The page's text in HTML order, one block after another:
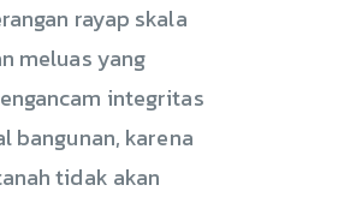
rayap skala
meluas yang
integritas
bangunan, karena
tidak akan